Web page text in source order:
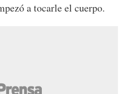
a tocarle el cuerpo.